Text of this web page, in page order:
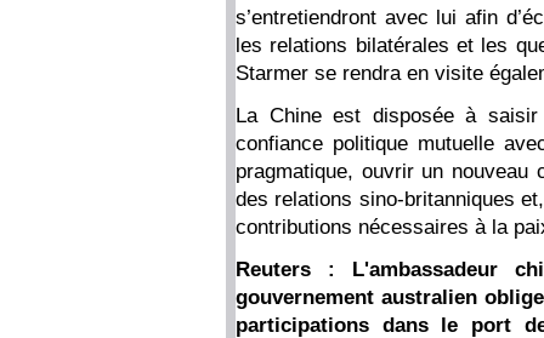
s’entretiendront avec lui afin
les relations bilatérales et les
Starmer se rendra en visite
La Chine est disposée à
confiance politique mutuelle
pragmatique, ouvrir un nouveau
des relations sino-britanniques
contributions nécessaires à la
Reuters : L'ambassadeur
gouvernement australien
participations dans le port